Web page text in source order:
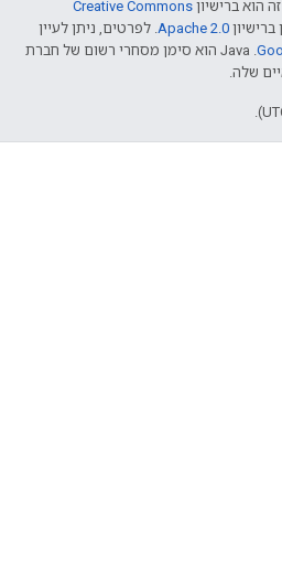
הוא ברישיון Creative Commons
Apache 2.0. לפרטים, ניתן לעיין
.‏ Java הוא סימן מסחרי רשום של חברת